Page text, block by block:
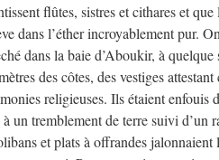
flûtes, sistres et cithares et que
dans l’éther incroyablement pur.
dans la baie d’Aboukir, à quelque
des côtes, des vestiges attestant
religieuses. Ils étaient enfouis
un tremblement de terre suivi d’un
et plats à offrandes jalonnaient